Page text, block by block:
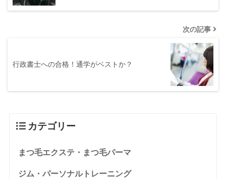
次の記事
行政書士への合格！通学がベストか？
カテゴリー
まつ毛エクステ・まつ毛パーマ
ジム・パーソナルトレーニング